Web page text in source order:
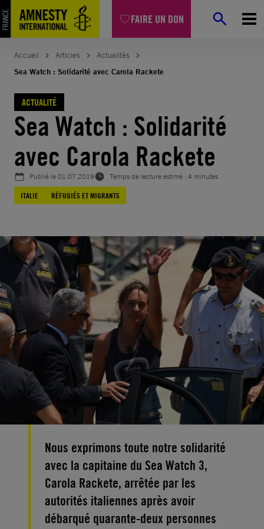
FAIRE UN DON
Aller
au
contenu
Accueil Articles
Actualités
Sea Watch : Solidarité avec Carola Rackete
ACTUALITÉ
Sea Watch : Solidarité
avec Carola Rackete
Publié le01.07.2019
Temps de lecture estimé : 4 minutes
ITALIE
RÉFUGIÉS ET MIGRANTS
Nous exprimons toute notre solidarité
avec la capitaine du Sea Watch 3,
Carola Rackete, arrêtée par les
autorités italiennes après avoir
débarqué quarante-deux personnes